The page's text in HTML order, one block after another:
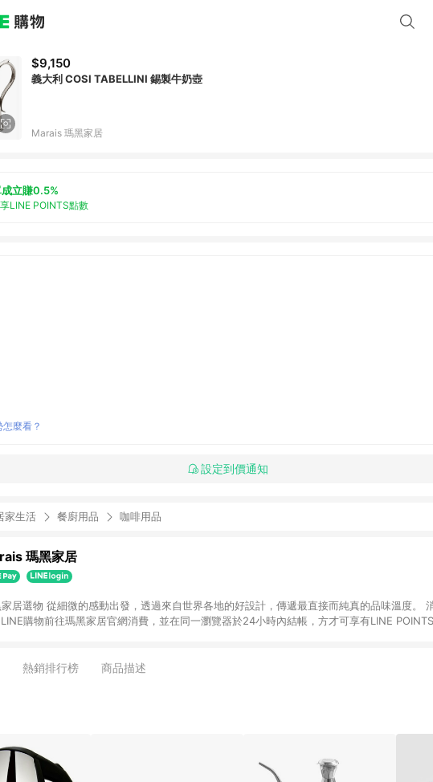
$9,150
義大利 COSI TABELLINI 錫製牛奶壺
Marais 瑪黑家居
立賺0.5%
LINE POINTS點數
麼看？
設定到價通知
家生活 餐廚用品 咖啡用品
瑪黑家居
居選物 從細微的感動出發，透過來自世界各地的好設計，傳遞最直接而純真的品味溫度。
購物前往瑪黑家居官網消費，並在同一瀏覽器於24小時內結帳，方才可享有LINE
熱銷排行榜 商品描述